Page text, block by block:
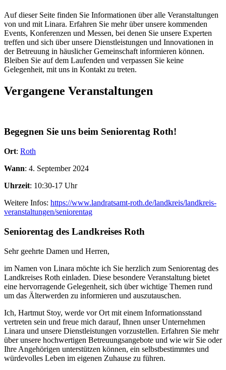
Auf dieser Seite finden Sie Informationen über alle Veranstaltungen
von und mit Linara. Erfahren Sie mehr über unsere kommenden
Events, Konferenzen und Messen, bei denen Sie unsere Experten
treffen und sich über unsere Dienstleistungen und Innovationen in
der Betreuung in häuslicher Gemeinschaft informieren können.
Bleiben Sie auf dem Laufenden und verpassen Sie keine
Gelegenheit, mit uns in Kontakt zu treten.
Vergangene Veranstaltungen
Begegnen Sie uns beim Seniorentag Roth!
Ort: Roth
Wann: 4. September 2024
Uhrzeit: 10:30-17 Uhr
Weitere Infos: https://www.landratsamt-roth.de/landkreis/landkreis-
veranstaltungen/seniorentag
Seniorentag des Landkreises Roth
Sehr geehrte Damen und Herren,
im Namen von Linara möchte ich Sie herzlich zum Seniorentag des
Landkreises Roth einladen. Diese besondere Veranstaltung bietet
eine hervorragende Gelegenheit, sich über wichtige Themen rund
um das Älterwerden zu informieren und auszutauschen.
Ich, Hartmut Stoy, werde vor Ort mit einem Informationsstand
vertreten sein und freue mich darauf, Ihnen unser Unternehmen
Linara und unsere Dienstleistungen vorzustellen. Erfahren Sie mehr
über unsere hochwertigen Betreuungsangebote und wie wir Sie oder
Ihre Angehörigen unterstützen können, ein selbstbestimmtes und
würdevolles Leben im eigenen Zuhause zu führen.